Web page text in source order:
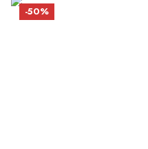
-50%